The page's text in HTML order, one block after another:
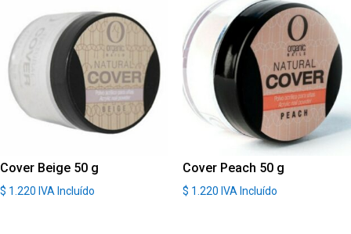
Cover Beige 50 g
$ 1.220 IVA Incluído
Cover Peach 50 g
$ 1.220 IVA Incluído